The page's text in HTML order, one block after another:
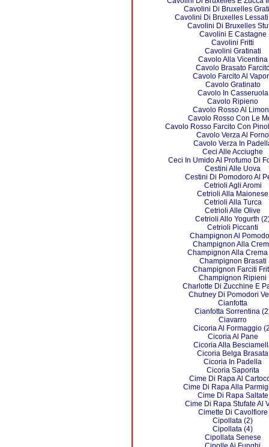
Cavolini Di Bruxelles
Cavolini Di Bruxelles
Cavolini Di Bruxelles
Cavolini E Castagne
Cavolini Fritti
Cavolini Gratinati
Cavolo Alla Vicentina
Cavolo Brasato
Cavolo Farcito Al
Cavolo Gratinato
Cavolo In Casseruola
Cavolo Ripieno
Cavolo Rosso Al
Cavolo Rosso Con Le
Cavolo Rosso Farcito Con
Cavolo Verza Al Forno
Cavolo Verza In
Ceci Alle Acciughe
Ceci In Umido Al Profumo Di
Cestini Alle Uova
Cestini Di Pomodoro Al
Cetrioli Agli Aromi
Cetrioli Alla Maionese
Cetrioli Alla Turca
Cetrioli Alle Olive
Cetrioli Allo Yogurth
Cetrioli Piccanti
Champignon Al
Champignon Alla
Champignon Alla Crema
Champignon Brasati
Champignon Farciti
Champignon Ripieni
Charlotte Di Zucchine E
Chutney Di Pomodori
Cianfotta
Cianfotta Sorrentina
Ciavarro
Cicoria Al Formaggio
Cicoria Al Pane
Cicoria Alla
Cicoria Belga Brasata
Cicoria In Padella
Cicoria Saporita
Cime Di Rapa Al
Cime Di Rapa Alla
Cime Di Rapa Saltate
Cime Di Rapa Stufate Al
Cimette Di Cavolfiore
Cipollata (2)
Cipollata (4)
Cipollata Senese